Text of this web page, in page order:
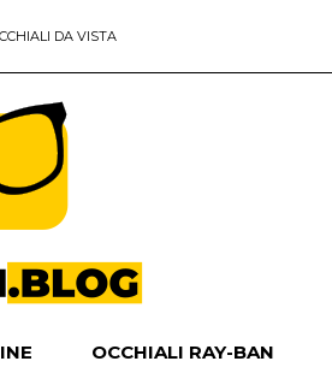
DA VISTA
OCCHIALI RAY-BAN